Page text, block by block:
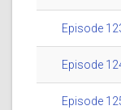
Episode
Episode
Episode